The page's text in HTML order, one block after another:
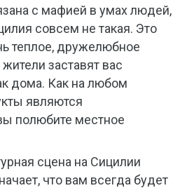
с мафией в умах людей,
совсем не такая. Это
теплое, дружелюбное
заставят вас
дома. Как на любом
являются
полюбите местное
сцена на Сицилии
что вам всегда будет